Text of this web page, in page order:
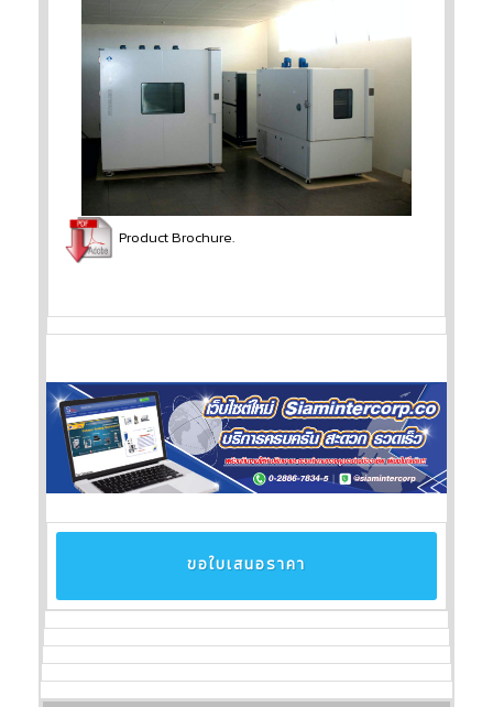
Product Brochure.
ขอใบเสนอราคา